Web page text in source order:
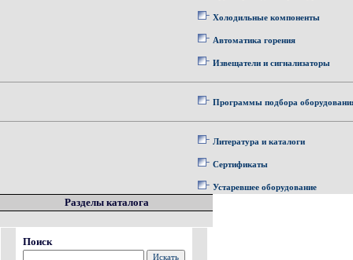
Холодильные компоненты
Автоматика горения
Извещатели и сигнализаторы
Программы подбора
Литература и каталоги
Сертификаты
Устаревшее оборудование
Разделы каталога
Поиск